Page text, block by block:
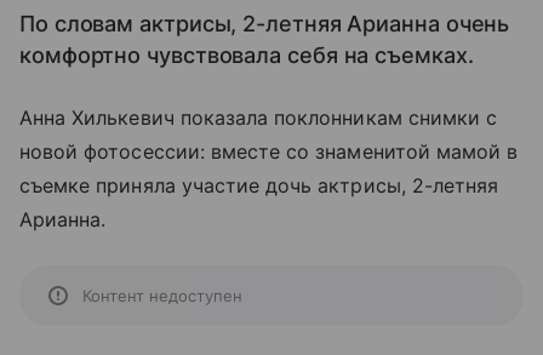
По словам актрисы, 2-летняя Арианна очень
комфортно чувствовала себя на съемках.
Анна Хилькевич показала поклонникам снимки с
новой фотосессии: вместе со знаменитой мамой в
съемке приняла участие дочь актрисы, 2-летняя
Арианна.
Контент недоступен